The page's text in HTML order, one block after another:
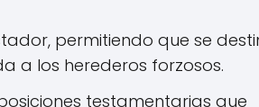
permitiendo que se
a los herederos forzosos.
testamentarias que